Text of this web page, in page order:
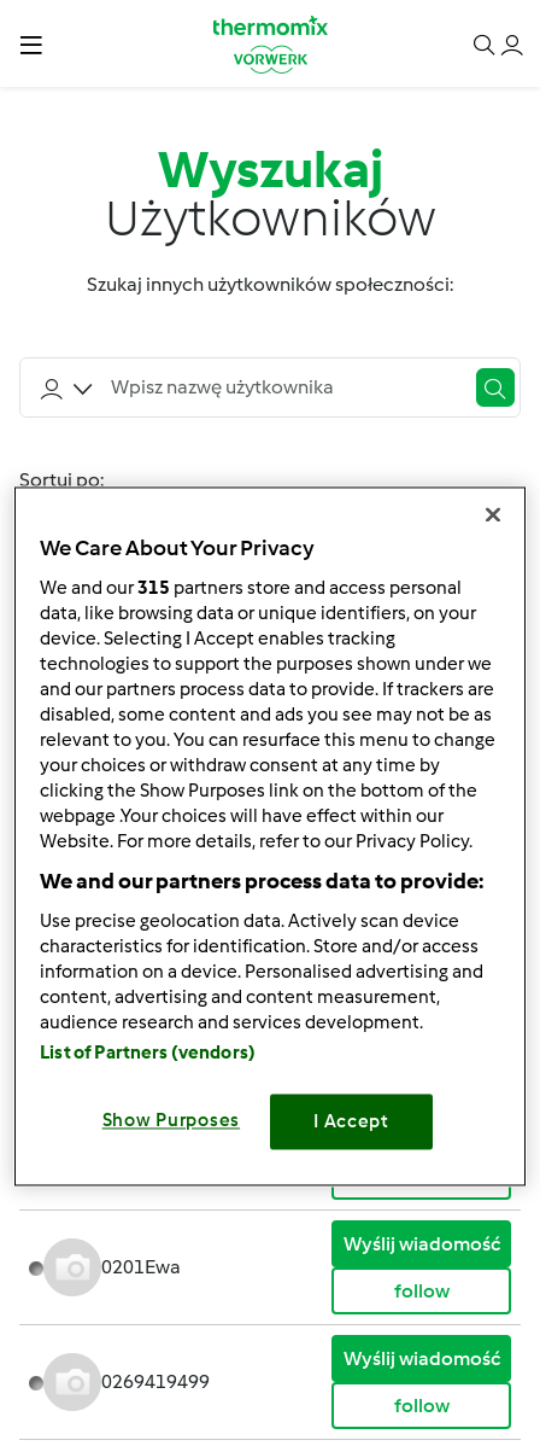
Wyszukaj
Użytkowników
Szukaj innych użytkowników społeczności:
Sortuj po:
Znalezieni użytkownicy:27963
007Joanna
Wyślij wiadomość
follow
0099aga0099
Wyślij wiadomość
follow
00Aleksandra00
Wyślij wiadomość
follow
Wyślij wiadomość
Wyślij wiadomość
0201Ewa
Wyślij wiadomość
follow
0269419499
Wyślij wiadomość
follow
We Care About Your Privacy
We and our315 partners store and access personal
data, like browsing data or unique identifiers, on your
device. Selecting I Accept enables tracking
technologies to support the purposes shown under we
and our partners process data to provide. If trackers are
disabled, some content and ads you see may not be as
relevant to you. You can resurface this menu to change
your choices or withdraw consent at any time by
clicking the Show Purposes link on the bottom of the
webpage .Your choices will have effect within our
Website. For more details, refer to our Privacy Policy.
We and our partners process data to provide:
Use precise geolocation data. Actively scan device
characteristics for identification. Store and/or access
information on a device. Personalised advertising and
content, advertising and content measurement,
audience research and services development.
List of Partners (vendors)
Show Purposes I Accept